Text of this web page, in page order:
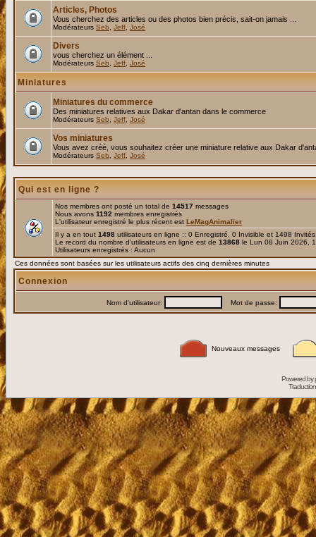
Articles, Photos
Vous cherchez des articles ou des photos bien précis, sait-on jamais ...
Modérateurs Seb Jeff José
Divers
vous cherchez un élément ...
Modérateurs Seb Jeff José
Miniatures
Miniatures du commerce
Des miniatures relatives aux Dakar d'antan dans le commerce
Modérateurs Seb Jeff José
Vos miniatures
Vous avez créé, vous souhaitez créer une miniature relative aux Dakar
Modérateurs Seb Jeff José
Qui est en ligne ?
Nos membres ont posté un total de 14517 messages
Nous avons 1192 membres enregistrés
L'utilisateur enregistré le plus récent est LeMagAnimalier
Il y a en tout 1498 utilisateurs en ligne :: 0 Enregistré, 0 Invisible et 1498
Le record du nombre d'utilisateurs en ligne est de 13868 le Lun 08 Juin 2026,
Utilisateurs enregistrés : Aucun
Ces données sont basées sur les utilisateurs actifs des cinq dernières minutes
Connexion
Nom d'utilisateur: Mot de passe:
Nouveaux messages
Powered by